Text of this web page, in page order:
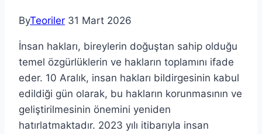
ByTeoriler 31 Mart 2026
İnsan hakları, bireylerin doğuştan sahip olduğu
temel özgürlüklerin ve hakların toplamını ifade
eder. 10 Aralık, insan hakları bildirgesinin kabul
edildiği gün olarak, bu hakların korunmasının ve
geliştirilmesinin önemini yeniden
hatırlatmaktadır. 2023 yılı itibarıyla insan